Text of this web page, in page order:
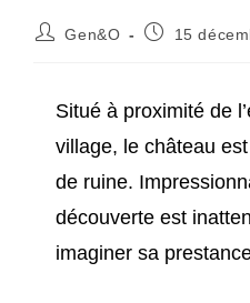
Auteur/autrice
Gen&O
Publication
15
Situé à proximité de
village, le château
de ruine.
découverte est
imaginer sa